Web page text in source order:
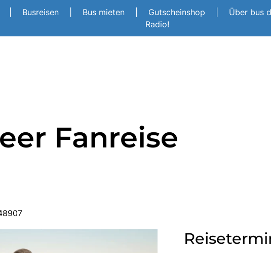
Busreisen Bus mieten Gutscheinshop Über bus
Radio!
Fanreise